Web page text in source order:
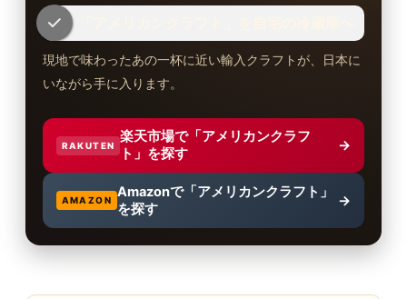
現地で味わったあの一杯に近い輸入クラフトが、日本に
いながら手に入ります。
RAKUTEN
楽天市場で「アメリカンクラフ
ト」を探す
→
AMAZON
Amazonで「アメリカンクラフト」
を探す
→